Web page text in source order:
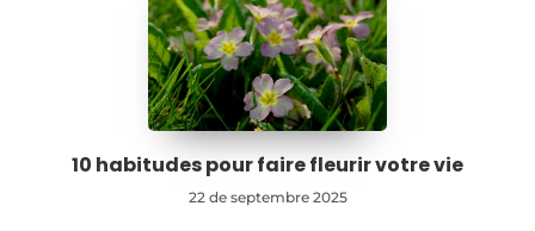
10 habitudes pour faire fleurir votre vie
22 de septembre 2025